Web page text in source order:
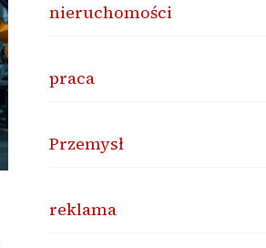
nieruchomości
praca
Przemysł
reklama